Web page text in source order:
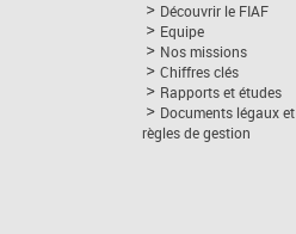
Découvrir le FIAF
Equipe
Nos missions
Chiffres clés
Rapports et études
Documents légaux et
règles de gestion